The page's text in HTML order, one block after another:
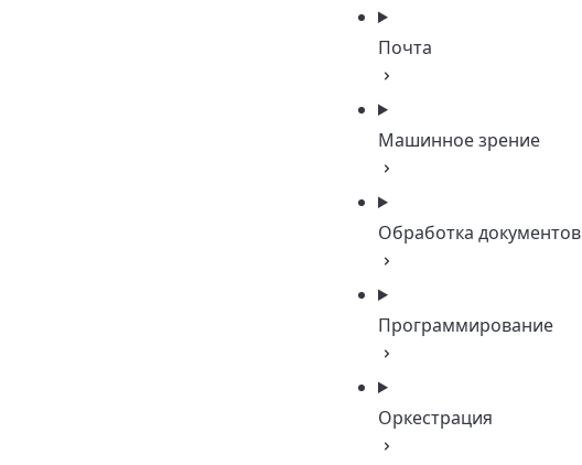
Почта
Машинное зрение
Обработка документов
Программирование
Оркестрация